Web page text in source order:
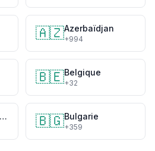
🇦🇿Azerbaïdjan
+994
🇧🇪Belgique
+32
Bosnie-Herzégovine 🇧🇬Bulgarie
+359